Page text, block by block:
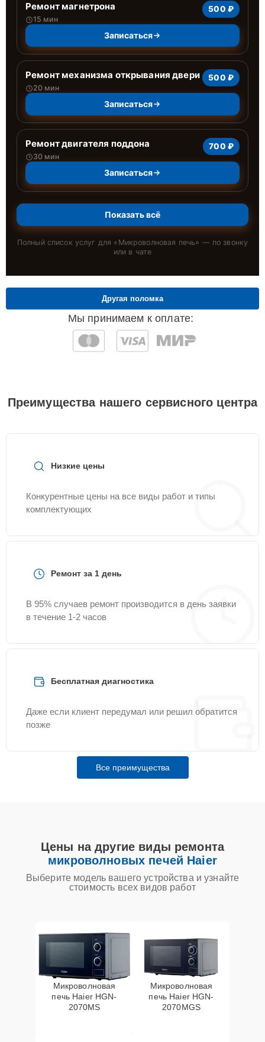
Ремонт магнетрона
15 мин
500 ₽
Записаться
Ремонт механизма открывания двери
20 мин
500 ₽
Записаться
Ремонт двигателя поддона
30 мин
700 ₽
Записаться
Показать всё
Полный список услуг для « Микроволновая печь» — по звонку
или в чате
Мы принимаем к оплате:
Другая поломка
Преимущества нашего сервисного центра
Низкие цены
Конкурентные цены на все виды работ и типы
комплектующих
Ремонт за 1 день
В 95% случаев ремонт производится в день заявки
в течение 1-2 часов
Бесплатная диагностика
Даже если клиент передумал или решил обратится
позже
Все преимущества
Цены на другие виды ремонта
микроволновых печей Haier
Выберите модель вашего устройства и узнайте
стоимость всех видов работ
Микроволновая
печь Haier HGN-
2070MS
Микроволновая
печь Haier HGN-
2070MGS